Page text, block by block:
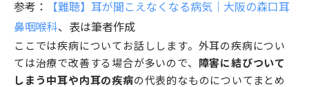
参考：
【難聴】耳が聞こえなくなる病気｜大阪の森口耳
鼻咽喉科、表は筆者作成
ここでは疾病についてお話しします。外耳の疾病につい
ては治療で改善する場合が多いので、
障害に結びついて
しまう中耳や内耳の疾病の代表的なものについてまとめ